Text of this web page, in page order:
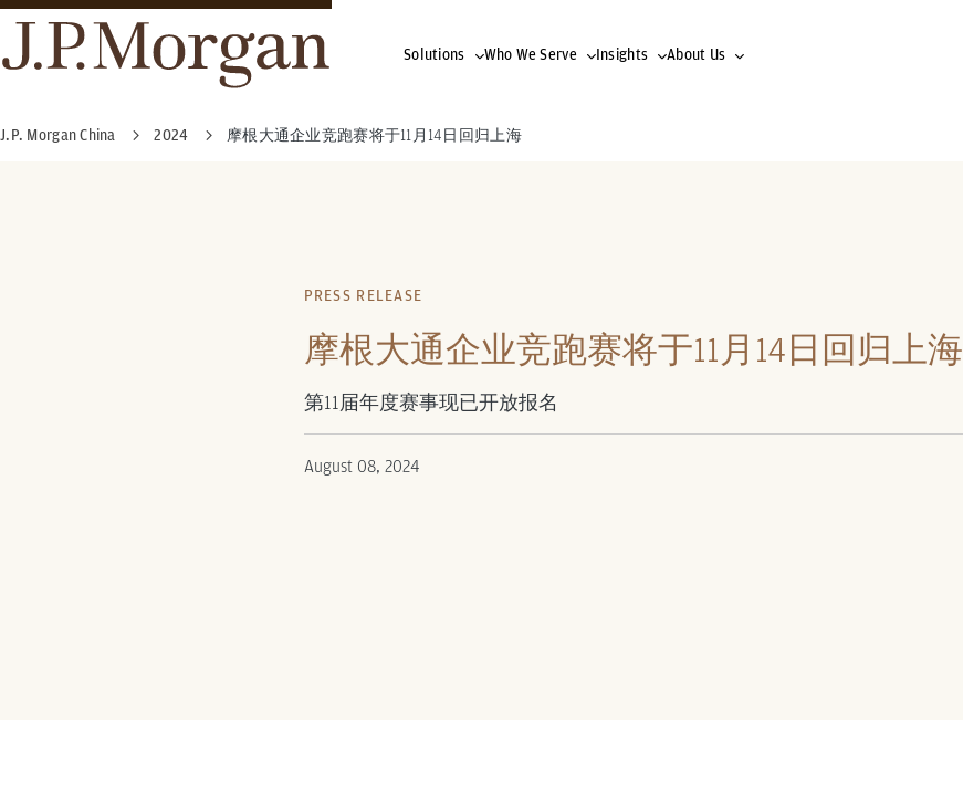
Solutions Who We Serve Insights About Us
J.P. Morgan China 2024 摩根大通企业竞跑赛将于11月14日回归上海
PRESS RELEASE
摩根大通企业竞跑赛将于11月14日回归上海
第11届年度赛事现已开放报名
August 08, 2024